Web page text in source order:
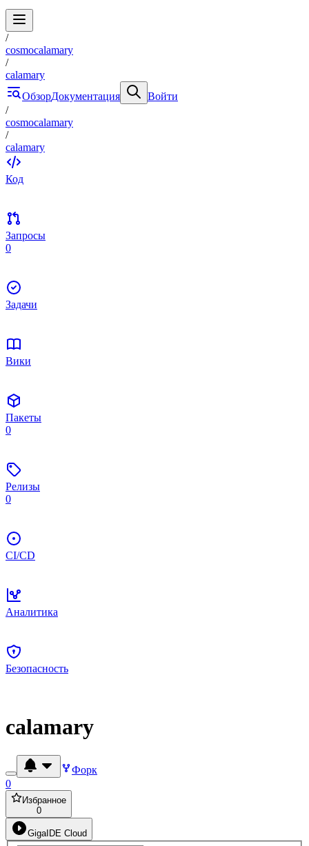
/
cosmocalamary
/
calamary
ОбзорДокументация
Войти
/
cosmocalamary
/
calamary
Код
Запросы
0
Задачи
Вики
Пакеты
0
Релизы
0
CI/CD
Аналитика
Безопасность
calamary
Форк
0
Избранное
0
GigaIDE Cloud